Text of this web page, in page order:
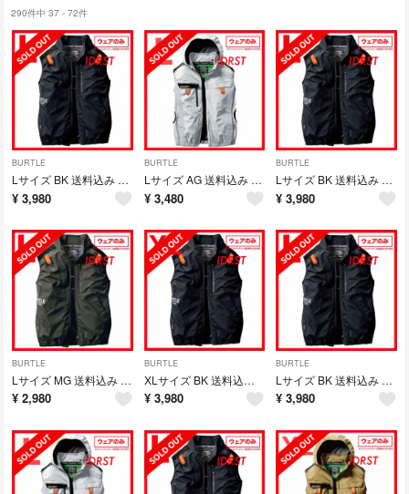
290件中 37 - 72件
BURTLE
Lサイズ BK 送料込み BURTLE AIR CRAFT ベスト 単体
¥ 3,980
BURTLE
Lサイズ AG 送料込み BURTLE AIR CRAFT フーディベスト
¥ 3,480
BURTLE
Lサイズ BK 送料込み BURTLE AIR CRAFT ベスト 単体
¥ 3,980
BURTLE
Lサイズ MG 送料込み BURTLE AIR CRAFT ベスト 単体
¥ 2,980
BURTLE
XLサイズ BK 送料込み BURTLE AIR CRAFT ベスト 単体
¥ 3,980
BURTLE
Lサイズ BK 送料込み BURTLE AIR CRAFT ベスト 単体
¥ 3,980